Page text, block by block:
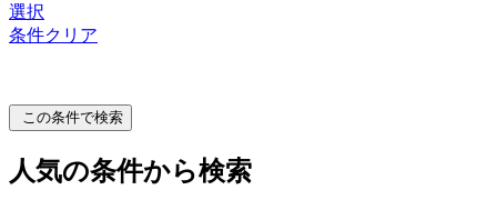
選択
条件クリア
この条件で検索
人気の条件から検索